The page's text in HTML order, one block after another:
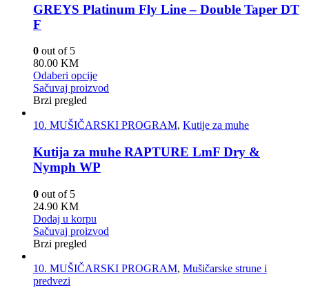
GREYS Platinum Fly Line – Double Taper DT
F
0 out of 5
80.00 KM
Odaberi opcije
Sačuvaj proizvod
Brzi pregled
10. MUŠIČARSKI PROGRAM, Kutije za muhe
Kutija za muhe RAPTURE LmF Dry &
Nymph WP
0 out of 5
24.90 KM
Dodaj u korpu
Sačuvaj proizvod
Brzi pregled
10. MUŠIČARSKI PROGRAM, Mušičarske strune i
predvezi